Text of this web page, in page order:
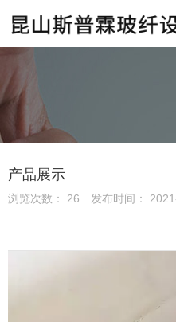
产品展示
浏览次数： 26 发布时间：